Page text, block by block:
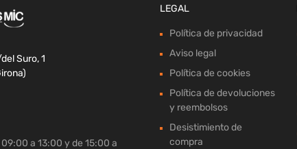
Suro, 1
a 13:00 y de 15:00 a
LEGAL
Política de privacidad
Aviso legal
Política de cookies
Política de devoluciones
y reembolsos
Desistimiento de
compra